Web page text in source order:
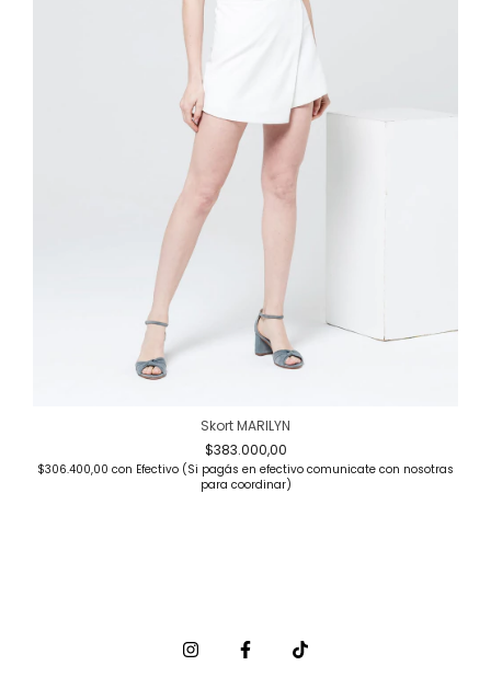
Skort MARILYN
$383.000,00
$306.400,00 con Efectivo (Si pagás en efectivo comunicate con nosotras
para coordinar)